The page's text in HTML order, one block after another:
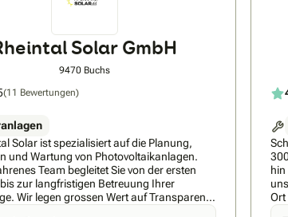
Solar GmbH
9470 Buchs
(11 Bewertungen)
Solar ist spezialisiert auf die Planung,
und Wartung von Photovoltaikanlagen.
Team begleitet Sie von der ersten
zur langfristigen Betreuung Ihrer
Wir legen grossen Wert auf Transparenz
Ihnen klare, verständliche Angebote ohne
hin
Ort